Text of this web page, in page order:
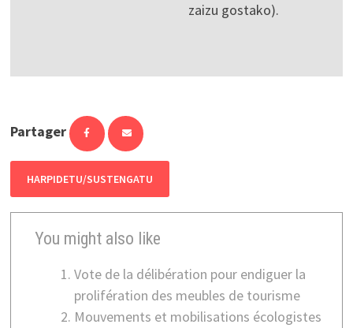
zaizu gostako).
Partager
HARPIDETU/SUSTENGATU
You might also like
Vote de la délibération pour endiguer la
prolifération des meubles de tourisme
Mouvements et mobilisations écologistes